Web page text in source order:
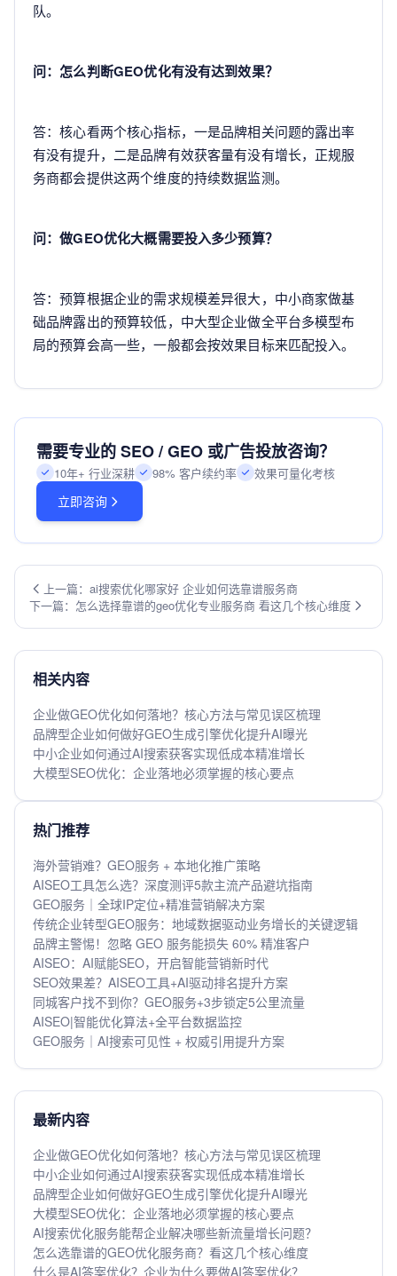
队。
问：怎么判断GEO优化有没有达到效果？
答：核心看两个核心指标，一是品牌相关问题的露出率
有没有提升，二是品牌有效获客量有没有增长，正规服
务商都会提供这两个维度的持续数据监测。
问：做GEO优化大概需要投入多少预算？
答：预算根据企业的需求规模差异很大，中小商家做基
础品牌露出的预算较低，中大型企业做全平台多模型布
局的预算会高一些，一般都会按效果目标来匹配投入。
需要专业的 SEO / GEO 或广告投放咨询？
10年+ 行业深耕 98% 客户续约率 效果可量化考核
立即咨询
上一篇：ai搜索优化哪家好 企业如何选靠谱服务商
下一篇：怎么选择靠谱的geo优化专业服务商 看这几个核心维度
相关内容
企业做GEO优化如何落地？核心方法与常见误区梳理
品牌型企业如何做好GEO生成引擎优化提升AI曝光
中小企业如何通过AI搜索获客实现低成本精准增长
大模型SEO优化：企业落地必须掌握的核心要点
热门推荐
海外营销难？GEO服务 + 本地化推广策略
AISEO工具怎么选？深度测评5款主流产品避坑指南
GEO服务｜全球IP定位+精准营销解决方案
传统企业转型GEO服务：地域数据驱动业务增长的关键逻辑
品牌主警惕！忽略 GEO 服务能损失 60% 精准客户
AISEO：AI赋能SEO，开启智能营销新时代
SEO效果差？AISEO工具+AI驱动排名提升方案
同城客户找不到你？GEO服务+3步锁定5公里流量
AISEO|智能优化算法+全平台数据监控
GEO服务｜AI搜索可见性 + 权威引用提升方案
最新内容
企业做GEO优化如何落地？核心方法与常见误区梳理
中小企业如何通过AI搜索获客实现低成本精准增长
品牌型企业如何做好GEO生成引擎优化提升AI曝光
大模型SEO优化：企业落地必须掌握的核心要点
AI搜索优化服务能帮企业解决哪些新流量增长问题？
怎么选靠谱的GEO优化服务商？看这几个核心维度
什么是AI答案优化？企业为什么要做AI答案优化？